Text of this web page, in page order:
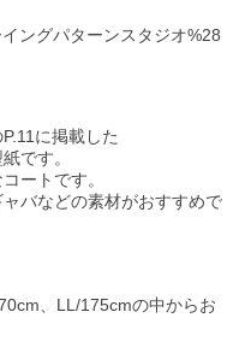
ングパターンスタジオ%28
に掲載した
です。
ートです。
バなどの素材がおすすめで
、LL/175cmの中からお